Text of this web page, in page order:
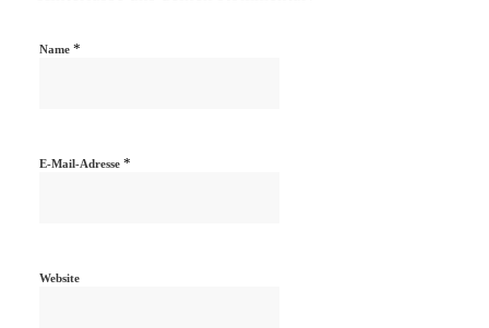
Name *
E-Mail-Adresse *
Website